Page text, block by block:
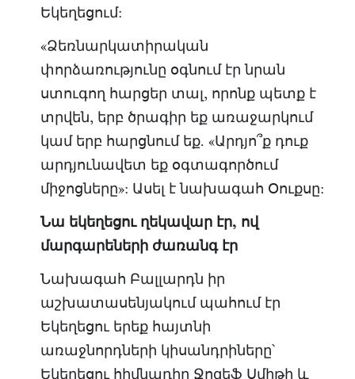
Եկեղեցում:
«Ձեռնարկատիրական
փորձառությունը օգնում էր նրան
ստուգող հարցեր տալ, որոնք պետք է
տրվեն, երբ ծրագիր եք առաջարկում
կամ երբ հարցնում եք. «Արդյո՞ք դուք
արդյունավետ եք օգտագործում
միջոցները»: Ասել է նախագահ Օուքսը:
Նա եկեղեցու ղեկավար էր, ով
մարգարեների ժառանգ էր
Նախագահ Բալլարդն իր
աշխատասենյակում պահում էր
Եկեղեցու երեք հայտնի
առաջնորդների կիսանդրիները՝
Եկեղեցու հիմնադիր Ջոզեֆ Սմիթի և